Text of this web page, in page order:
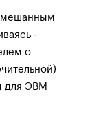
-
о
для ЭВМ